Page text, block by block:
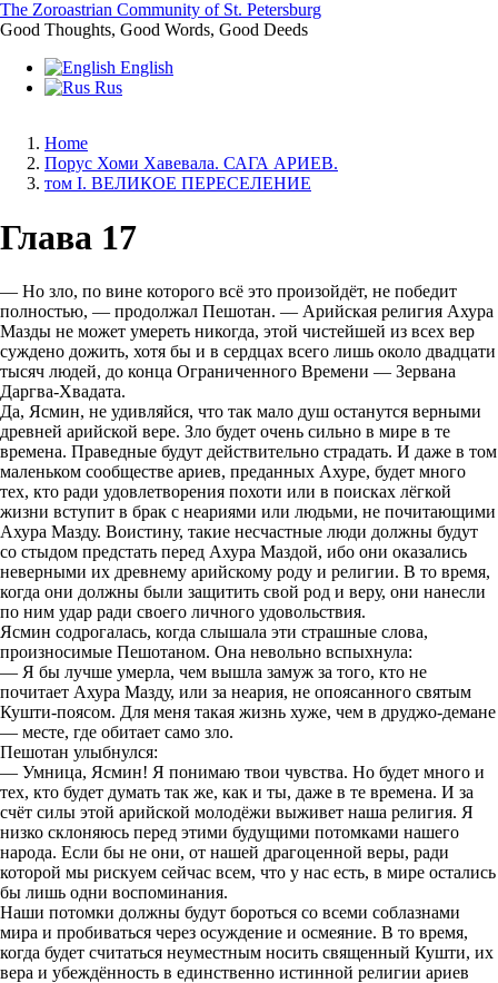
Skip
to
content
The Zoroastrian Community of St. Petersburg
Good Thoughts, Good Words, Good Deeds
English
Rus
Breadcrumb
Home
Порус Хоми Хавевала. САГА АРИЕВ.
том I. ВЕЛИКОЕ ПЕРЕСЕЛЕНИЕ
Глава 17
— Но зло, по вине которого всё это произойдёт, не победит
полностью, — продолжал Пешотан. — Арийская религия Ахура
Мазды не может умереть никогда, этой чистейшей из всех вер
суждено дожить, хотя бы и в сердцах всего лишь около двадцати
тысяч людей, до конца Ограниченного Времени — Зервана
Даргва-Хвадата.
Да, Ясмин, не удивляйся, что так мало душ останутся верными
древней арийской вере. Зло будет очень сильно в мире в те
времена. Праведные будут действительно страдать. И даже в том
маленьком сообществе ариев, преданных Ахуре, будет много
тех, кто ради удовлетворения похоти или в поисках лёгкой
жизни вступит в брак с неариями или людьми, не почитающими
Ахура Мазду. Воистину, такие несчастные люди должны будут
со стыдом предстать перед Ахура Маздой, ибо они оказались
неверными их древнему арийскому роду и религии. В то время,
когда они должны были защитить свой род и веру, они нанесли
по ним удар ради своего личного удовольствия.
Ясмин содрогалась, когда слышала эти страшные слова,
произносимые Пешотаном. Она невольно вспыхнула:
— Я бы лучше умерла, чем вышла замуж за того, кто не
почитает Ахура Мазду, или за неария, не опоясанного святым
Кушти-поясом. Для меня такая жизнь хуже, чем в друджо-демане
— месте, где обитает само зло.
Пешотан улыбнулся:
— Умница, Ясмин! Я понимаю твои чувства. Но будет много и
тех, кто будет думать так же, как и ты, даже в те времена. И за
счёт силы этой арийской молодёжи выживет наша религия. Я
низко склоняюсь перед этими будущими потомками нашего
народа. Если бы не они, от нашей драгоценной веры, ради
которой мы рискуем сейчас всем, что у нас есть, в мире остались
бы лишь одни воспоминания.
Наши потомки должны будут бороться со всеми соблазнами
мира и пробиваться через осуждение и осмеяние. В то время,
когда будет считаться неуместным носить священный Кушти, их
вера и убеждённость в единственно истинной религии ариев